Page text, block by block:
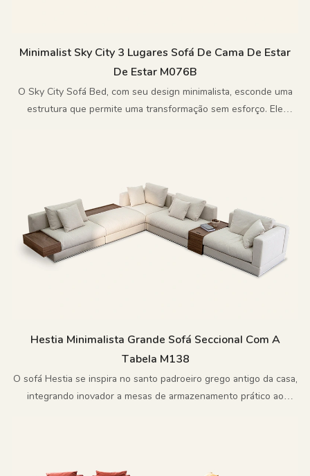
Minimalist Sky City 3 Lugares Sofá De Cama De Estar
De Estar M076B
O Sky City Sofá Bed, com seu design minimalista, esconde uma
estrutura que permite uma transformação sem esforço. Ele
Hestia Minimalista Grande Sofá Seccional Com A
Tabela M138
O sofá Hestia se inspira no santo padroeiro grego antigo da casa,
integrando inovador a mesas de armazenamento prático ao